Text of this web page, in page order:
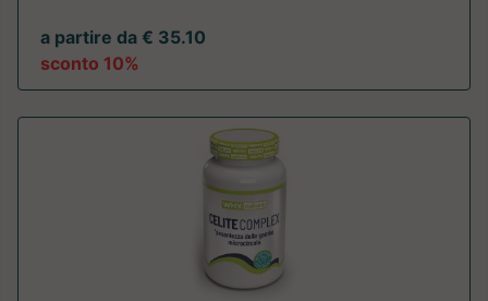
a partire da € 35.10
sconto 10%